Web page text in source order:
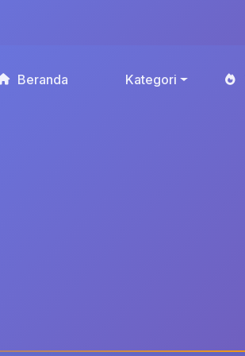
Beranda Kategori